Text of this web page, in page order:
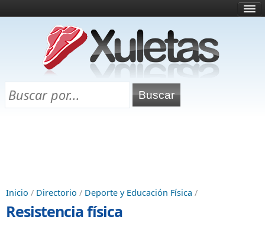
¿Qué es esto?
Directorio
Chuletas para exámenes
Inicio / Directorio / Deporte y Educación Física /
Resistencia física